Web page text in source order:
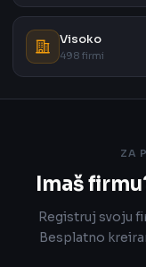
Visoko
498 firmi
ZA
Imaš
Registruj svoju
Besplatno